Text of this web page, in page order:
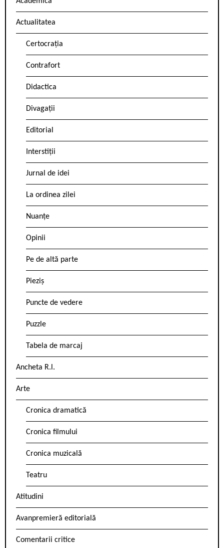
Actualitatea
Certocrația
Contrafort
Didactica
Divagații
Editorial
Interstiții
Jurnal de idei
La ordinea zilei
Nuanțe
Opinii
Pe de altă parte
Pieziș
Puncte de vedere
Puzzle
Tabela de marcaj
Ancheta R.l.
Arte
Cronica dramatică
Cronica filmului
Cronica muzicală
Teatru
Atitudini
Avanpremieră editorială
Comentarii critice